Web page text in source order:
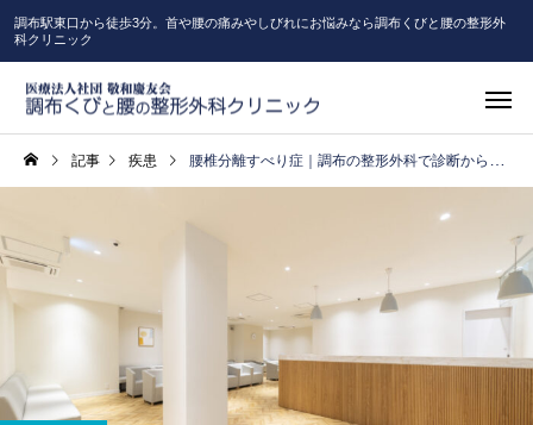
調布駅東口から徒歩3分。首や腰の痛みやしびれにお悩みなら調布くびと腰の整形外
科クリニック
記事 疾患 腰椎分離すべり症｜調布の整形外科で診断から治療まで一貫対応